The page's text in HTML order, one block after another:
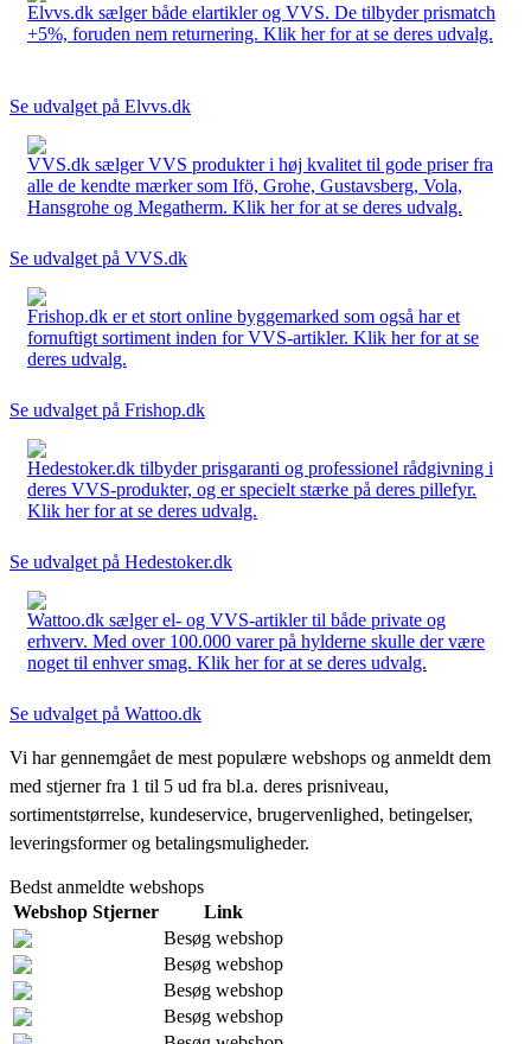
Elvvs.dk sælger både elartikler og VVS. De tilbyder prismatch
+5%, foruden nem returnering. Klik her for at se deres udvalg.
Se udvalget på Elvvs.dk
VVS.dk sælger VVS produkter i høj kvalitet til gode priser fra
alle de kendte mærker som Ifö, Grohe, Gustavsberg, Vola,
Hansgrohe og Megatherm. Klik her for at se deres udvalg.
Se udvalget på VVS.dk
Frishop.dk er et stort online byggemarked som også har et
fornuftigt sortiment inden for VVS-artikler. Klik her for at se
deres udvalg.
Se udvalget på Frishop.dk
Hedestoker.dk tilbyder prisgaranti og professionel rådgivning i
deres VVS-produkter, og er specielt stærke på deres pillefyr.
Klik her for at se deres udvalg.
Se udvalget på Hedestoker.dk
Wattoo.dk sælger el- og VVS-artikler til både private og
erhverv. Med over 100.000 varer på hylderne skulle der være
noget til enhver smag. Klik her for at se deres udvalg.
Se udvalget på Wattoo.dk
Vi har gennemgået de mest populære webshops og anmeldt dem
med stjerner fra 1 til 5 ud fra bl.a. deres prisniveau,
sortimentstørrelse, kundeservice, brugervenlighed, betingelser,
leveringsformer og betalingsmuligheder.
Bedst anmeldte webshops
Webshop Stjerner
Link
Besøg webshop
Besøg webshop
Besøg webshop
Besøg webshop